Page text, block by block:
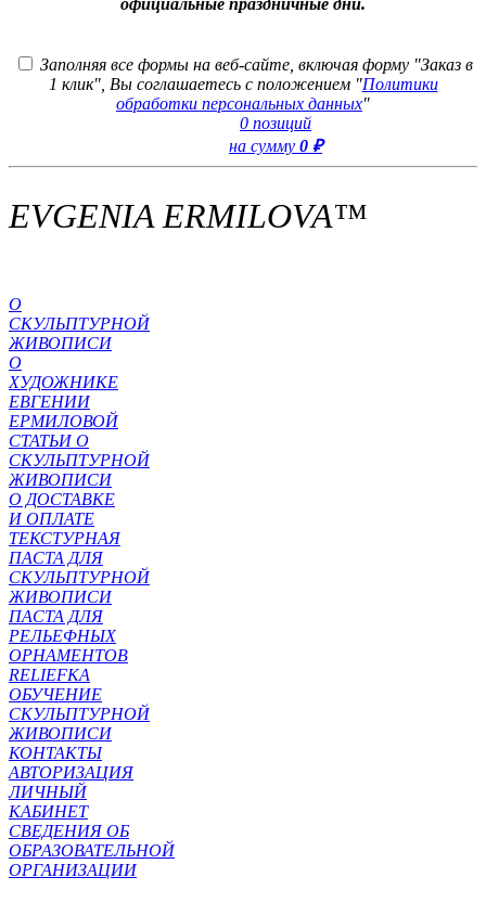
официальные праздничные дни.
Заполняя все формы на веб-сайте, включая форму "Заказ в
1 клик", Вы соглашаетесь с положением "Политики
обработки персональных данных"
0 позиций
на сумму 0 ₽
EVGENIA ERMILOVA™
О
СКУЛЬПТУРНОЙ
ЖИВОПИСИ
О
ХУДОЖНИКЕ
ЕВГЕНИИ
ЕРМИЛОВОЙ
СТАТЬИ О
СКУЛЬПТУРНОЙ
ЖИВОПИСИ
О ДОСТАВКЕ
И ОПЛАТЕ
ТЕКСТУРНАЯ
ПАСТА ДЛЯ
СКУЛЬПТУРНОЙ
ЖИВОПИСИ
ПАСТА ДЛЯ
РЕЛЬЕФНЫХ
ОРНАМЕНТОВ
RELIEFKA
ОБУЧЕНИЕ
СКУЛЬПТУРНОЙ
ЖИВОПИСИ
КОНТАКТЫ
АВТОРИЗАЦИЯ
ЛИЧНЫЙ
КАБИНЕТ
СВЕДЕНИЯ ОБ
ОБРАЗОВАТЕЛЬНОЙ
ОРГАНИЗАЦИИ